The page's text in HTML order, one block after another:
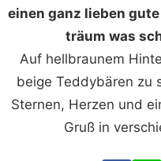
einen ganz lieben
träum was
Auf hellbraunem
beige Teddybären zu
Sternen, Herzen und
Gruß in